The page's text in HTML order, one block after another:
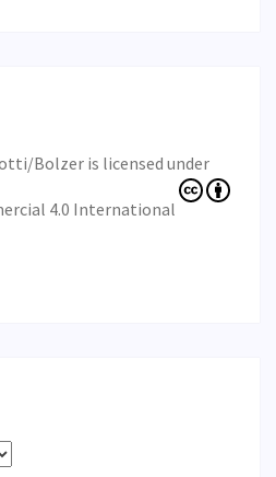
Bolzer is licensed under
4.0 International